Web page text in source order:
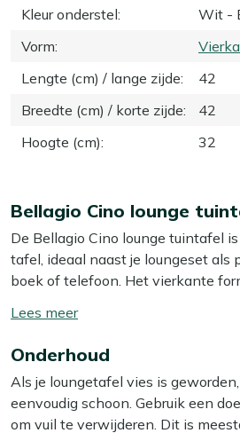
Kleur onderstel:
Wit -
Vorm:
Lengte (cm) / lange zijde:
42
Breedte (cm) / korte zijde:
42
Hoogte (cm): 32
Bellagio Cino lounge
De Bellagio Cino lounge tuintafel
tafel, ideaal naast je loungeset als
boek of telefoon. Het vierkante
dienblad of een paar glazen. De
gewicht is en je hem makkelijk
anders wilt indelen. Met een
goed aan bij de meeste lounge
tafel wel op een vlakke
Toon/verberg
meer
Onderhoud
Als je loungetafel vies is
eenvoudig schoon. Gebruik een
om vuil te verwijderen. Dit is